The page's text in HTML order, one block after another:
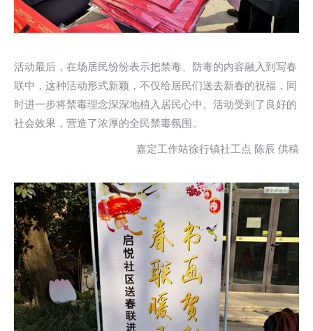
活动最后，在场居民纷纷表示把禁毒、防毒的内容融入到写春
联中，这种活动形式新颖，不仅给居民们送去新春的祝福，同
时进一步将禁毒理念深深地植入居民心中。活动受到了良好的
社会效果，营造了浓厚的全民禁毒氛围。
嘉定工作站徐行镇社工点 陈辰 供稿